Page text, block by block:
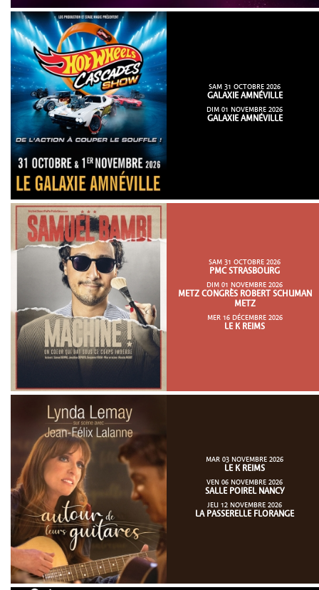
SAM 31 OCTOBRE 2026
GALAXIE AMNÉVILLE
DIM 01 NOVEMBRE 2026
GALAXIE AMNÉVILLE
SAM 31 OCTOBRE 2026
PMC STRASBOURG
DIM 01 NOVEMBRE 2026
METZ CONGRÈS ROBERT SCHUMAN
METZ
MER 16 DÉCEMBRE 2026
LE K REIMS
MAR 03 NOVEMBRE 2026
LE K REIMS
VEN 06 NOVEMBRE 2026
SALLE POIREL NANCY
JEU 12 NOVEMBRE 2026
LA PASSERELLE FLORANGE